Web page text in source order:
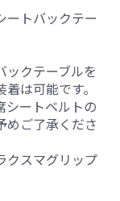
トバックテー
クテーブルを
は可能です。
ートベルトの
めご了承くださ
クスマグリップ